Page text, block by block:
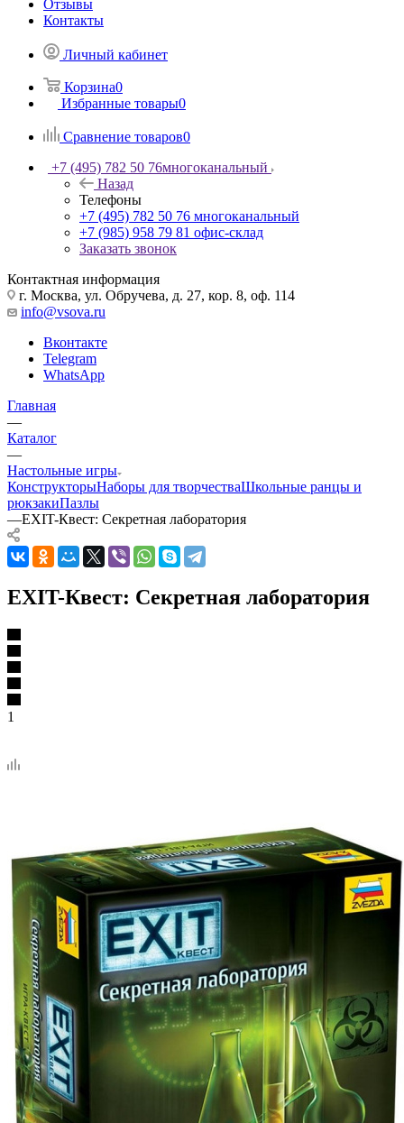
Отзывы
Контакты
Личный кабинет
Корзина0
Избранные товары0
Сравнение товаров0
+7 (495) 782 50 76многоканальный
Назад
Телефоны
+7 (495) 782 50 76 многоканальный
+7 (985) 958 79 81 офис-склад
Заказать звонок
Контактная информация
г. Москва, ул. Обручева, д. 27, кор. 8, оф. 114
info@vsova.ru
Вконтакте
Telegram
WhatsApp
Главная
—
Каталог
—
Настольные игры
КонструкторыНаборы для творчестваШкольные ранцы и
рюкзакиПазлы
—EXIT-Квест: Секретная лаборатория
EXIT-Квест: Секретная лаборатория
1